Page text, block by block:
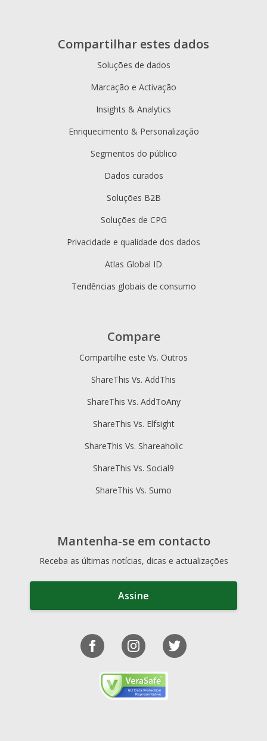
Compartilhar estes dados
Soluções de dados
Marcação e Activação
Insights & Analytics
Enriquecimento & Personalização
Segmentos do público
Dados curados
Soluções B2B
Soluções de CPG
Privacidade e qualidade dos dados
Atlas Global ID
Tendências globais de consumo
Compare
Compartilhe este Vs. Outros
ShareThis Vs. AddThis
ShareThis Vs. AddToAny
ShareThis Vs. Elfsight
ShareThis Vs. Shareaholic
ShareThis Vs. Social9
ShareThis Vs. Sumo
Mantenha-se em contacto
Receba as últimas notícias, dicas e actualizações
Assine